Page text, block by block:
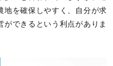
地を確保しやすく、自分が求
できるという利点がありま